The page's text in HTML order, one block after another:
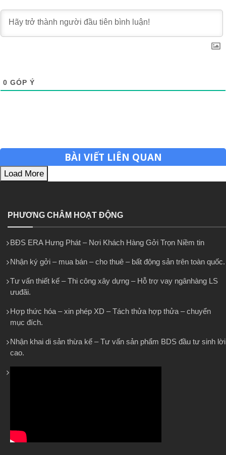
0 GÓP Ý
BÀI VIẾT LIÊN QUAN
Load More
PHƯƠNG CHÂM HOẠT ĐỘNG
BĐS ERA Hưng Phát – Nơi Khách Hàng Gởi Trọn Niềm tin
Nhận ký gởi – mua bán – cho thuê – bất động sản trên toàn quốc.
Tư vấn thiết kế – Thi công xây dựng – Hỗ trợ vay ngânhàng LS
ưuđãi.
Hợp thức hóa – xin phép XD – Tách thửa hợp thửa – chuyển
mục đích.
Nhận khai di sản thừa kế – Tư vấn sản phẩm BDS đầu tư sinh lời
cao.